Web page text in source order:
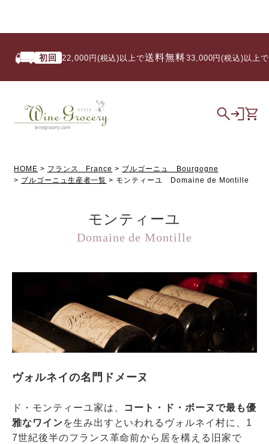
初回 22,000円(税込)以上で送料無料/ 33,000円(税込)以上で い
HOME フランス France
ブルゴーニュ Bourgogne
ブルゴーニュ生産者一覧
モンティーユ Domaine de Montille
モンティーユ
Domaine de Montille
ヴォルネイの名門ドメーヌ
ド・モンティーユ家は、 コート・ド・ボーヌで最も優
雅なワインを生み出すといわれるヴォルネイ村に、1
7世紀後半のフランス革命前から居を構える旧家で